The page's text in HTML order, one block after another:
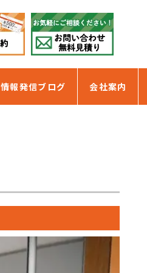
情報発信ブログ 会社案内